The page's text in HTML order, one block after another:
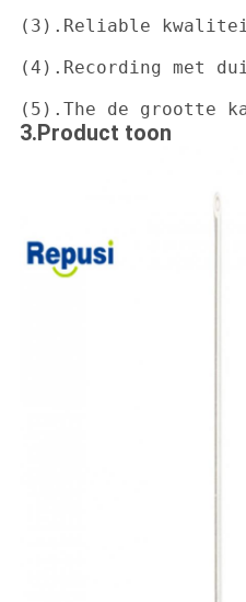
(3).Reliable
(4).Recording met
(5).The de grootte
3.Product toon